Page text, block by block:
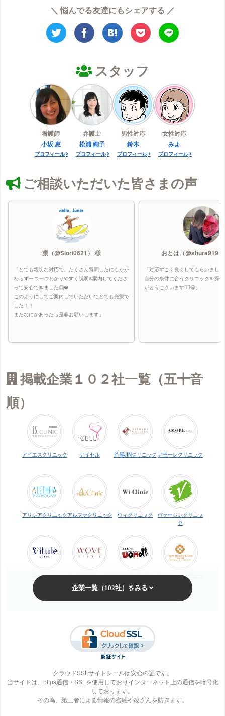
＼ 悩んでる友達にもシェアする ／
スタッフ
看護師
小坂 恵
プロフィール
弁護士
松浦 絢子
プロフィール
男性対応
鈴木
プロフィール
女性対応
みよ
プロフィール
ご相談いただいた皆さまの声
凛（@Siori0621） 様
「とても親切な対応で、たくさん質問したにもかか
わらず一つ一つわかりやすく説明&案内してくださ
って安心できました🤗❤️
このようにしてご案内していただいてとても光栄で
した！！
またなにかあったら是非お願いします」
おとは（
「対応すごく良くしてもらいまし
自分の条件に合うクリニックを探
がとうございます🙇‍♀️😭」
掲載企業１０２社一覧（五十音
順）
アイエスクリニック アイセル 芦屋JINクリニック アモーレクリニック
アリシアクリニック アルファクリニック ウィクリニック
ヴァージンクリニッ
ク
ヴィトゥレ
ウォブクリニック中
目黒
UOMO（ウオモ） エイトビューティー
クリニック
エステ・タイム エステティックTBC
S-Labo（エスラ
ボ）
エピレ エミナルクリニック エルクリニック
クラウドSSLサイトシールは安心の証です。
当サイトは、https通信・SSLを使用しておりインターネット上の通信を暗号化
しております。
その為、第三者による情報の盗聴や改ざんを防ぎます。